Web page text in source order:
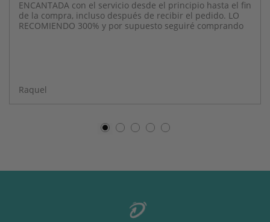
ENCANTADA con el servicio desde el principio hasta el fin
de la compra, incluso después de recibir el pedido. LO
RECOMIENDO 300% y por supuesto seguiré comprando
Raquel